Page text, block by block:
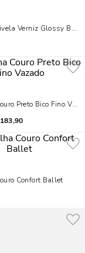
Verniz Glossy Bico
Preto Bico Fino
183,90
Confort Ballet